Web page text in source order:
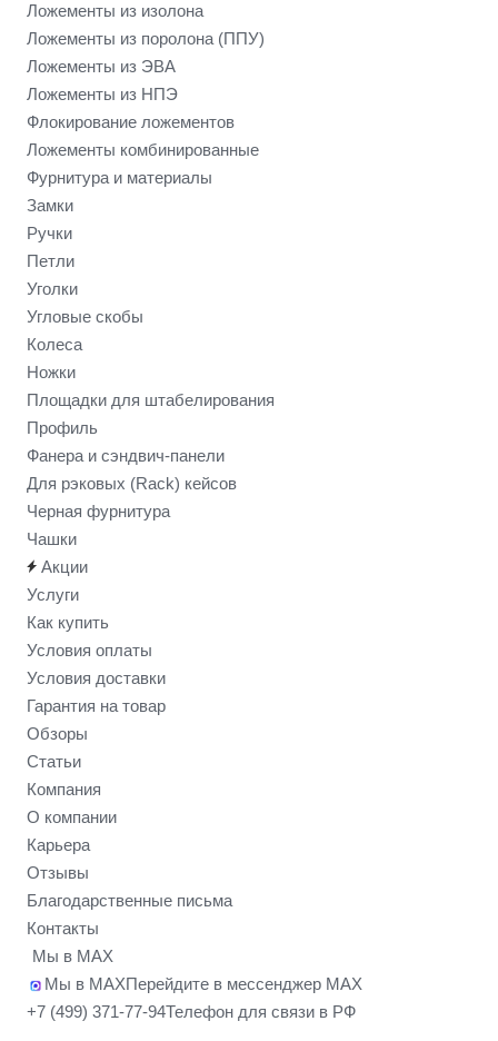
Ложементы из изолона
Ложементы из поролона (ППУ)
Ложементы из ЭВА
Ложементы из НПЭ
Флокирование ложементов
Ложементы комбинированные
Фурнитура и материалы
Замки
Ручки
Петли
Уголки
Угловые скобы
Колеса
Ножки
Площадки для штабелирования
Профиль
Фанера и сэндвич-панели
Для рэковых (Rack) кейсов
Черная фурнитура
Чашки
Акции
Услуги
Как купить
Условия оплаты
Условия доставки
Гарантия на товар
Обзоры
Статьи
Компания
О компании
Карьера
Отзывы
Благодарственные письма
Контакты
Мы в MAX
Мы в MAXПерейдите в мессенджер MAX
+7 (499) 371-77-94Телефон для связи в РФ